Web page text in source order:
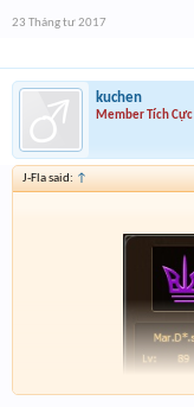
23 Tháng tư 2017
kuchen
Member Tích Cực
J-Fla said: ↑